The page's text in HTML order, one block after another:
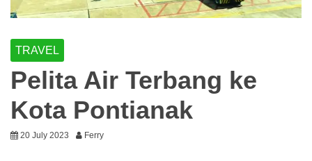
TRAVEL
Pelita Air Terbang ke
Kota Pontianak
20 July 2023 Ferry